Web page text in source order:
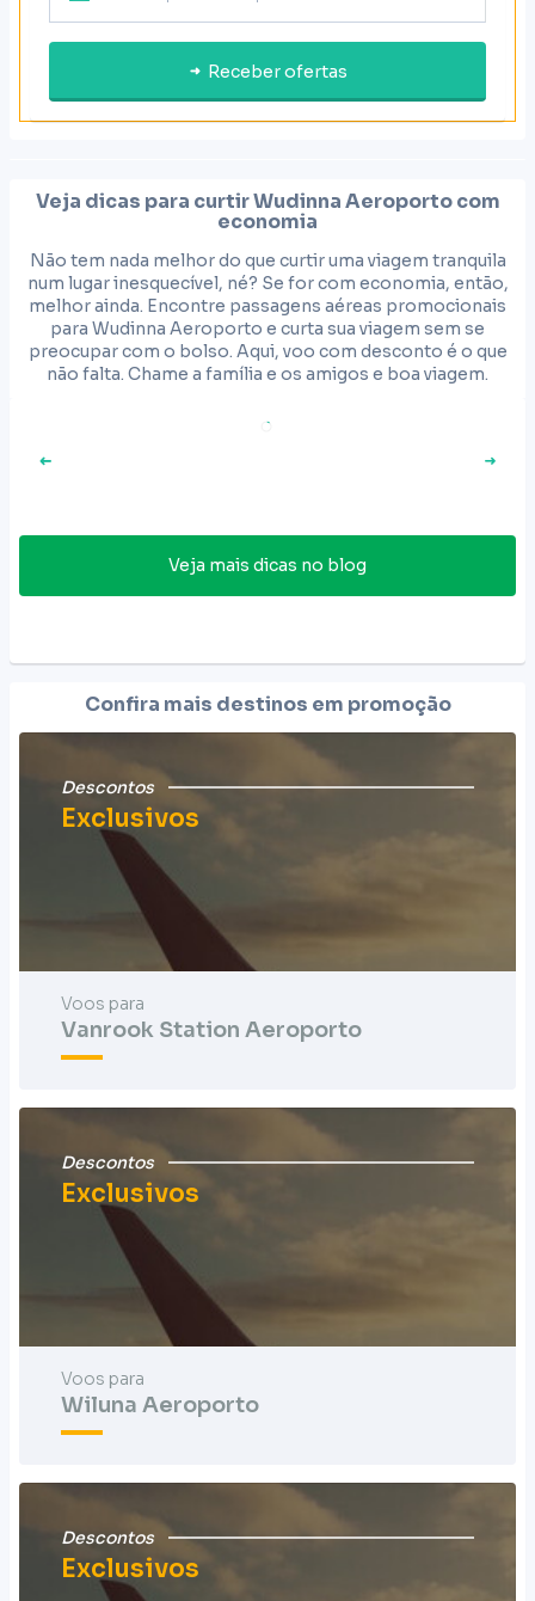
Receber ofertas
Veja dicas para curtirWudinna Aeroportocom
economia
Não tem nada melhor do que curtir uma viagem tranquila
num lugar inesquecível, né? Se for com economia, então,
melhor ainda. Encontre passagens aéreas promocionais
para Wudinna Aeroporto e curta sua viagem sem se
preocupar com o bolso. Aqui, voo com desconto é o que
não falta. Chame a família e os amigos e boa viagem.
Veja mais dicas no blog
Confira mais destinos em promoção
Descontos
Exclusivos
Voos para
Vanrook Station Aeroporto
Descontos
Exclusivos
Voos para
Wiluna Aeroporto
Descontos
Exclusivos